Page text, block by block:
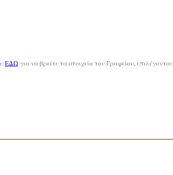
ΕΔΩ για να βρείτε τα στοιχεία του Γραφείου, επιλέγοντας